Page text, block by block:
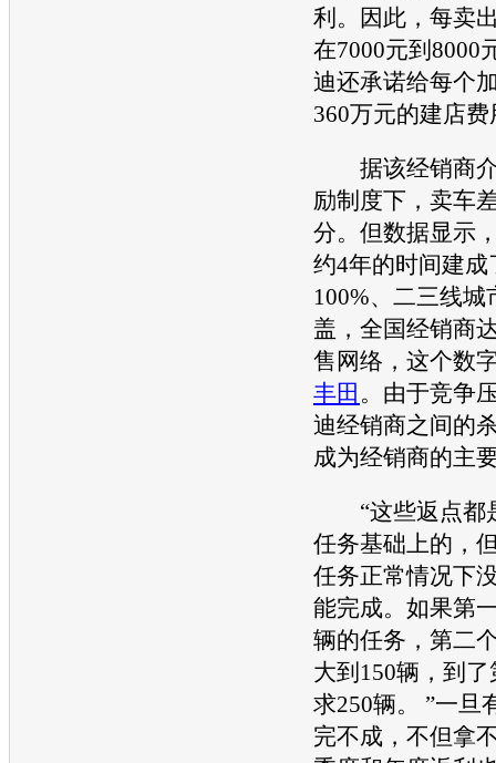
利。因此，每卖
在7000元到8000
迪还承诺给每个
360万元的建店费
据该经销商介
励制度下，卖车
分。但数据显示
约4年的时间建
100%、二三线城
盖，全国经销商
售网络，这个数
丰田 。由于竞争
迪经销商之间的
成为经销商的主
“这些返点都
任务基础上的，
任务正常情况下
能完成。如果第
辆的任务，第二
大到150辆，到
求250辆。 ”一旦
完不成，不但拿